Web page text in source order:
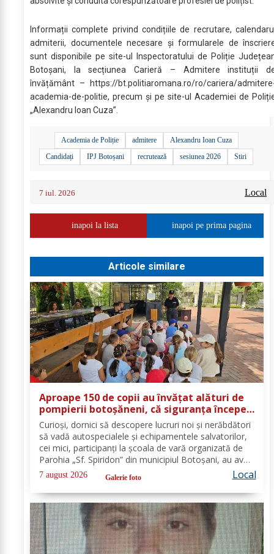
Informații complete privind condițiile de recrutare,
admiterii, documentele necesare și formularele de
sunt disponibile pe site-ul Inspectoratului de Poliție
Botoșani, la secțiunea Carieră – Admitere instituții
învățământ – https://bt.politiaromana.ro/ro/cariera/
academia-de-politie, precum și pe site-ul Academiei de
„Alexandru Ioan Cuza”.
Academia de Poliție admitere
Alexandru Ioan Cuza
Candidați
IPJ Botoșani recrutează sesiunea 2026 Stiri
7 iul. 2026 Local
inapoi la lista inapoi pe prima pagina
Articole similare
Aproape 150 de copii au învățat alături de
pompierii botoșăneni, că siguranța începe
cu un gest simplu
Curioși, dornici să descopere lucruri noi și nerăbdători
să vadă autospecialele și echipamentele salvatorilor,
cei mici, participanți la școala de vară organizată de
Parohia „Sf. Spiridon” din municipiul Botoșani, au avut
parte de o întâlnire interactivă despre prevenirea
situațiilor de urgență și...
7 august 2026 Galerie foto Local